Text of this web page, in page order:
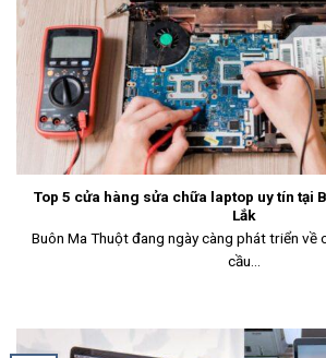
Top 5 cửa hàng sửa chữa laptop uy tín tại
Lắk
Buôn Ma Thuột đang ngày càng phát triển về
cầu...